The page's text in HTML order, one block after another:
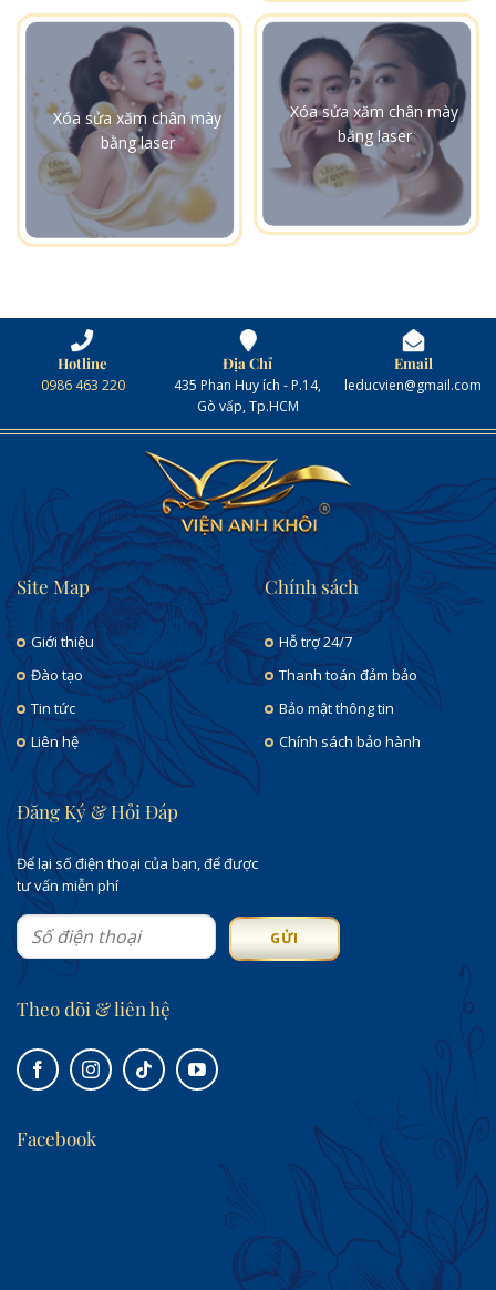
Xóa sửa xăm chân mày
bằng laser
Xóa sửa xăm chân mày
bằng laser
Hotline
0986 463 220
Địa Chỉ
435 Phan Huy ích - P.14,
Gò vấp, Tp.HCM
Email
leducvien@gmail.com
Site Map
Giới thiệu
Đào tạo
Tin tức
Liên hệ
Chính sách
Hỗ trợ 24/7
Thanh toán đảm bảo
Bảo mật thông tin
Chính sách bảo hành
Đăng Ký & Hỏi Đáp
Để lại số điện thoại của bạn, để được
tư vấn miễn phí
Theo dõi & liên hệ
Facebook